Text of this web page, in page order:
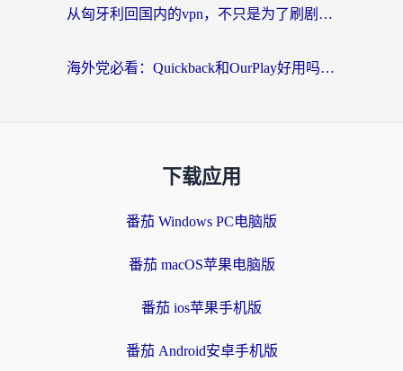
从匈牙利回国内的vpn，不只是为了刷剧那么简单
海外党必看：Quickback和OurPlay好用吗？3分钟选对回国加速器，无缝刷剧玩游戏
下载应用
番茄 Windows PC电脑版
番茄 macOS苹果电脑版
番茄 ios苹果手机版
番茄 Android安卓手机版